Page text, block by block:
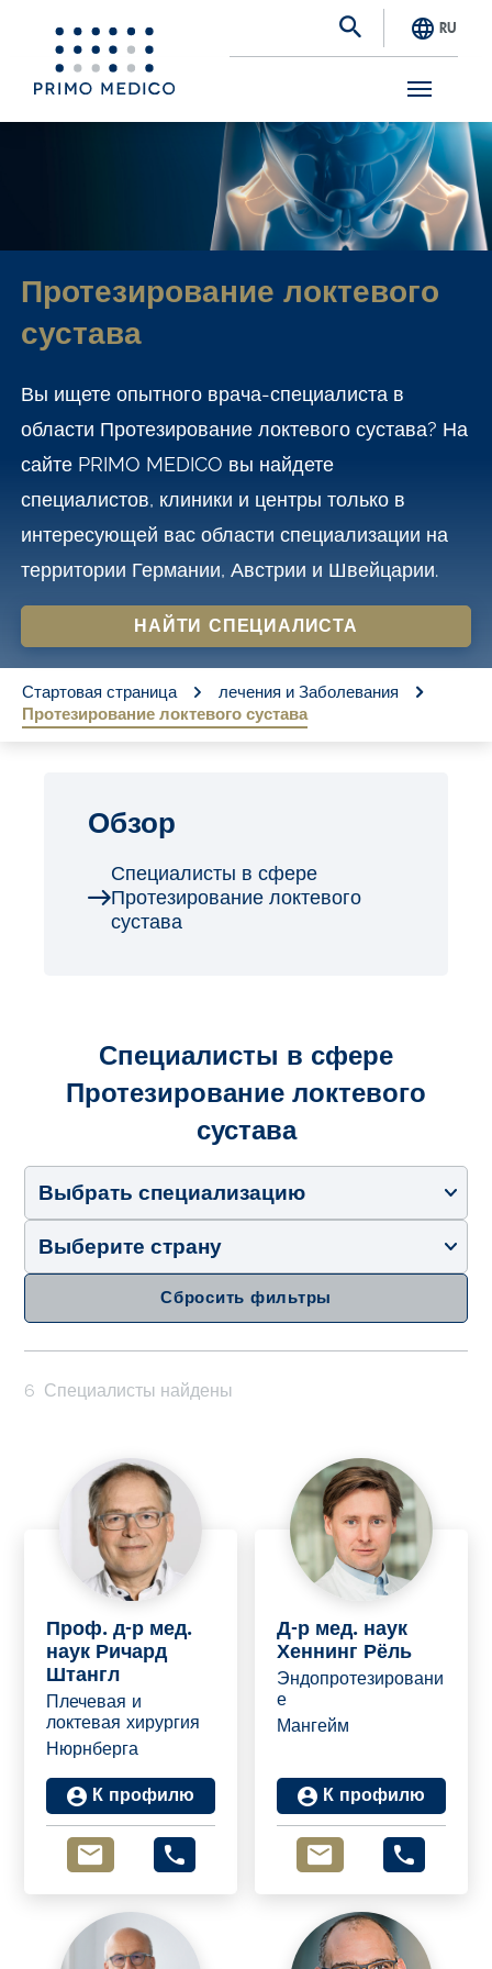
S
RU
Протезирование локтевого
сустава
Вы ищете опытного врача-специалиста в
области Протезирование локтевого сустава? На
сайте PRIMO MEDICO вы найдете
специалистов, клиники и центры только в
интересующей вас области специализации на
территории Германии, Австрии и Швейцарии.
НАЙТИ СПЕЦИАЛИСТА
You are here:
Стартовая страница
лечения и Заболевания
Протезирование локтевого сустава
Обзор
Специалисты в сфере
Протезирование локтевого
сустава
Специалисты в сфере
Протезирование локтевого
сустава
Выбрать специализацию
Выберите страну
Сбросить фильтры
6 Специалисты найдены
Проф. д-р мед.
наук Ричард
Штангл
Плечевая и
локтевая хирургия
Нюрнберга
К профилю
Д-р мед. наук
Хеннинг Рёль
Эндопротезировани
е
Мангейм
К профилю